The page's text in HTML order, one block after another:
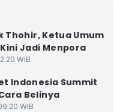
Thohir, Ketua Umum
Kini Jadi Menpora
WIB
Indonesia Summit
Belinya
WIB